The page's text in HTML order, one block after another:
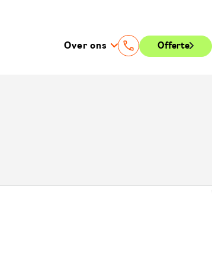
Over ons Offerte